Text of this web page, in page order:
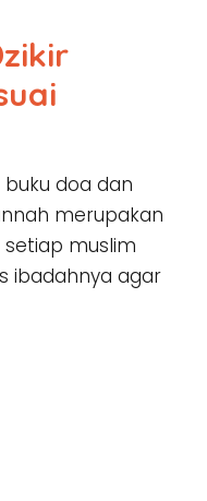
buku doa dan
merupakan
muslim
ibadahnya agar